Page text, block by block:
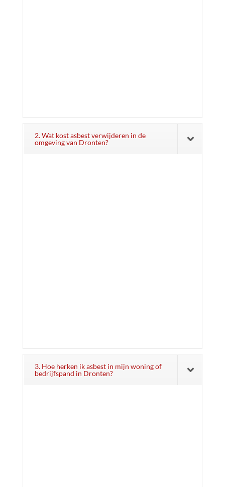
2. Wat kost asbest verwijderen in de
omgeving van Dronten?
3. Hoe herken ik asbest in mijn woning of
bedrijfspand in Dronten?